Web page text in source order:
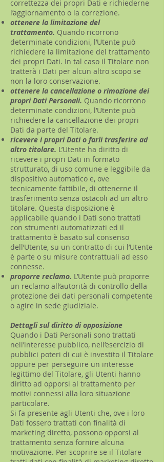
correttezza dei propri Dati e richiederne
l’aggiornamento o la correzione.
ottenere la limitazione del
trattamento. Quando ricorrono
determinate condizioni, l’Utente può
richiedere la limitazione del trattamento
dei propri Dati. In tal caso il Titolare non
tratterà i Dati per alcun altro scopo se
non la loro conservazione.
ottenere la cancellazione o rimozione dei
propri Dati Personali. Quando ricorrono
determinate condizioni, l’Utente può
richiedere la cancellazione dei propri
Dati da parte del Titolare.
ricevere i propri Dati o farli trasferire ad
altro titolare. L’Utente ha diritto di
ricevere i propri Dati in formato
strutturato, di uso comune e leggibile da
dispositivo automatico e, ove
tecnicamente fattibile, di ottenerne il
trasferimento senza ostacoli ad un altro
titolare. Questa disposizione è
applicabile quando i Dati sono trattati
con strumenti automatizzati ed il
trattamento è basato sul consenso
dell’Utente, su un contratto di cui l’Utente
è parte o su misure contrattuali ad esso
connesse.
proporre reclamo. L’Utente può proporre
un reclamo all’autorità di controllo della
protezione dei dati personali competente
o agire in sede giudiziale.
Dettagli sul diritto di opposizione
Quando i Dati Personali sono trattati
nell’interesse pubblico, nell’esercizio di
pubblici poteri di cui è investito il Titolare
oppure per perseguire un interesse
legittimo del Titolare, gli Utenti hanno
diritto ad opporsi al trattamento per
motivi connessi alla loro situazione
particolare.
Si fa presente agli Utenti che, ove i loro
Dati fossero trattati con finalità di
marketing diretto, possono opporsi al
trattamento senza fornire alcuna
motivazione. Per scoprire se il Titolare